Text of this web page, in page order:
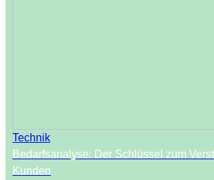
Technik
Bedarfsanalyse: Der Schlüssel zum
Kunden